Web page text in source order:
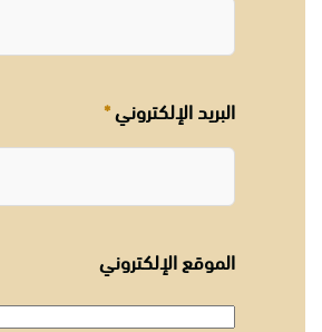
البريد الإلكتروني*
الموقع الإلكتروني